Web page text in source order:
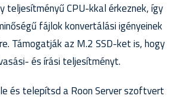
teljesítményű CPU-kkal érkeznek, így
fájlok konvertálási igényeinek
Támogatják az M.2 SSD-ket is, hogy
és írási teljesítményt.
és telepítsd a Roon Server szoftvert